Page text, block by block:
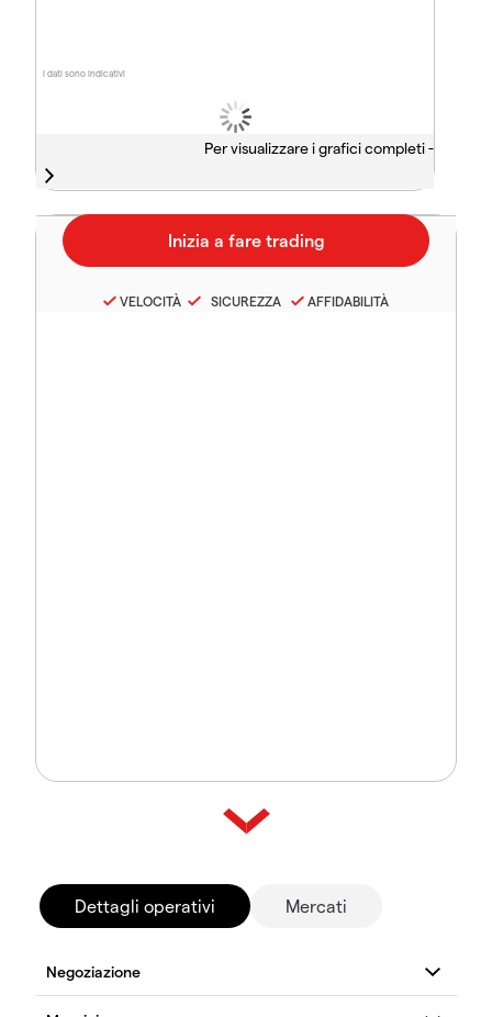
I dati sono indicativi
Per visualizzare i grafici completi -
VELOCITÀ SICUREZZA AFFIDABILITÀ
Dettagli operativi Mercati